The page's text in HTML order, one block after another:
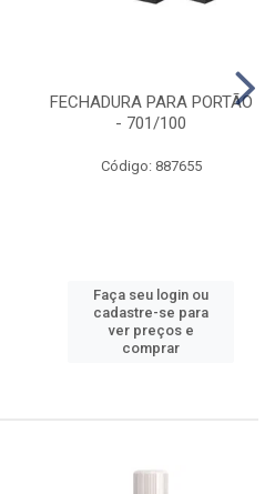
FECHADURA PARA PORTÃO
- 701/100
Código: 887655
Faça seu login ou
cadastre-se para
ver preços e
comprar